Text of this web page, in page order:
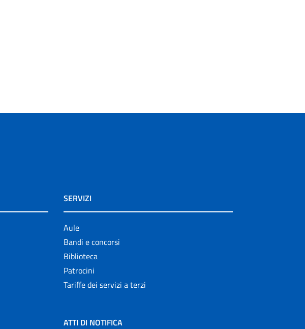
SERVIZI
Aule
Bandi e concorsi
Biblioteca
Patrocini
Tariffe dei servizi a terzi
ATTI DI NOTIFICA